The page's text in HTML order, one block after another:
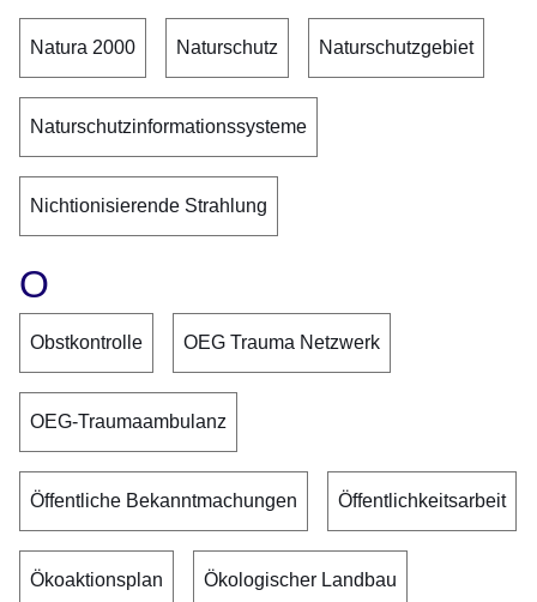
Natura 2000 Naturschutz Naturschutzgebiet
Naturschutzinformationssysteme
Nichtionisierende Strahlung
O
Obstkontrolle OEG Trauma Netzwerk
OEG-Traumaambulanz
Öffentliche Bekanntmachungen Öffentlichkeitsarbeit
Ökoaktionsplan Ökologischer Landbau